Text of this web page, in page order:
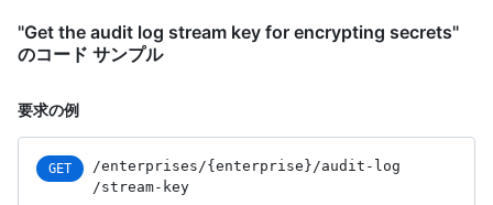
"Get the audit log stream key for encrypting secrets"
のコード サンプル
要求の例
GET /enterprises/{enterprise}/audit-log
/stream-key